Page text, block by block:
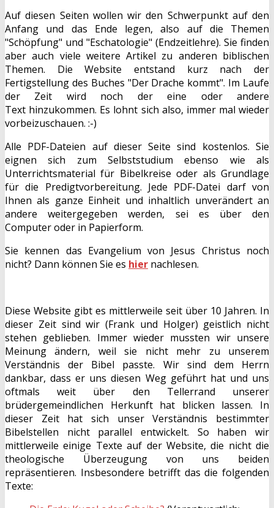
Auf diesen Seiten wollen wir den Schwerpunkt auf den
Anfang und das Ende legen, also auf die Themen
"Schöpfung" und "Eschatologie" (Endzeitlehre). Sie finden
aber auch viele weitere Artikel zu anderen biblischen
Themen. Die Website entstand kurz nach der
Fertigstellung des Buches "Der Drache kommt". Im Laufe
der Zeit wird noch der eine oder andere
Text hinzukommen. Es lohnt sich also, immer mal wieder
vorbeizuschauen. :-)
Alle PDF-Dateien auf dieser Seite sind kostenlos. Sie
eignen sich zum Selbststudium ebenso wie als
Unterrichtsmaterial für Bibelkreise oder als Grundlage
für die Predigtvorbereitung. Jede PDF-Datei darf von
Ihnen als ganze Einheit und inhaltlich unverändert an
andere weitergegeben werden, sei es über den
Computer oder in Papierform.
Sie kennen das Evangelium von Jesus Christus noch
nicht? Dann können Sie es hier nachlesen.
Diese Website gibt es mittlerweile seit über 10 Jahren. In
dieser Zeit sind wir (Frank und Holger) geistlich nicht
stehen geblieben. Immer wieder mussten wir unsere
Meinung ändern, weil sie nicht mehr zu unserem
Verständnis der Bibel passte. Wir sind dem Herrn
dankbar, dass er uns diesen Weg geführt hat und uns
oftmals weit über den Tellerrand unserer
brüdergemeindlichen Herkunft hat blicken lassen. In
dieser Zeit hat sich unser Verständnis bestimmter
Bibelstellen nicht parallel entwickelt. So haben wir
mittlerweile einige Texte auf der Website, die nicht die
theologische Überzeugung von uns beiden
repräsentieren. Insbesondere betrifft das die folgenden
Texte: